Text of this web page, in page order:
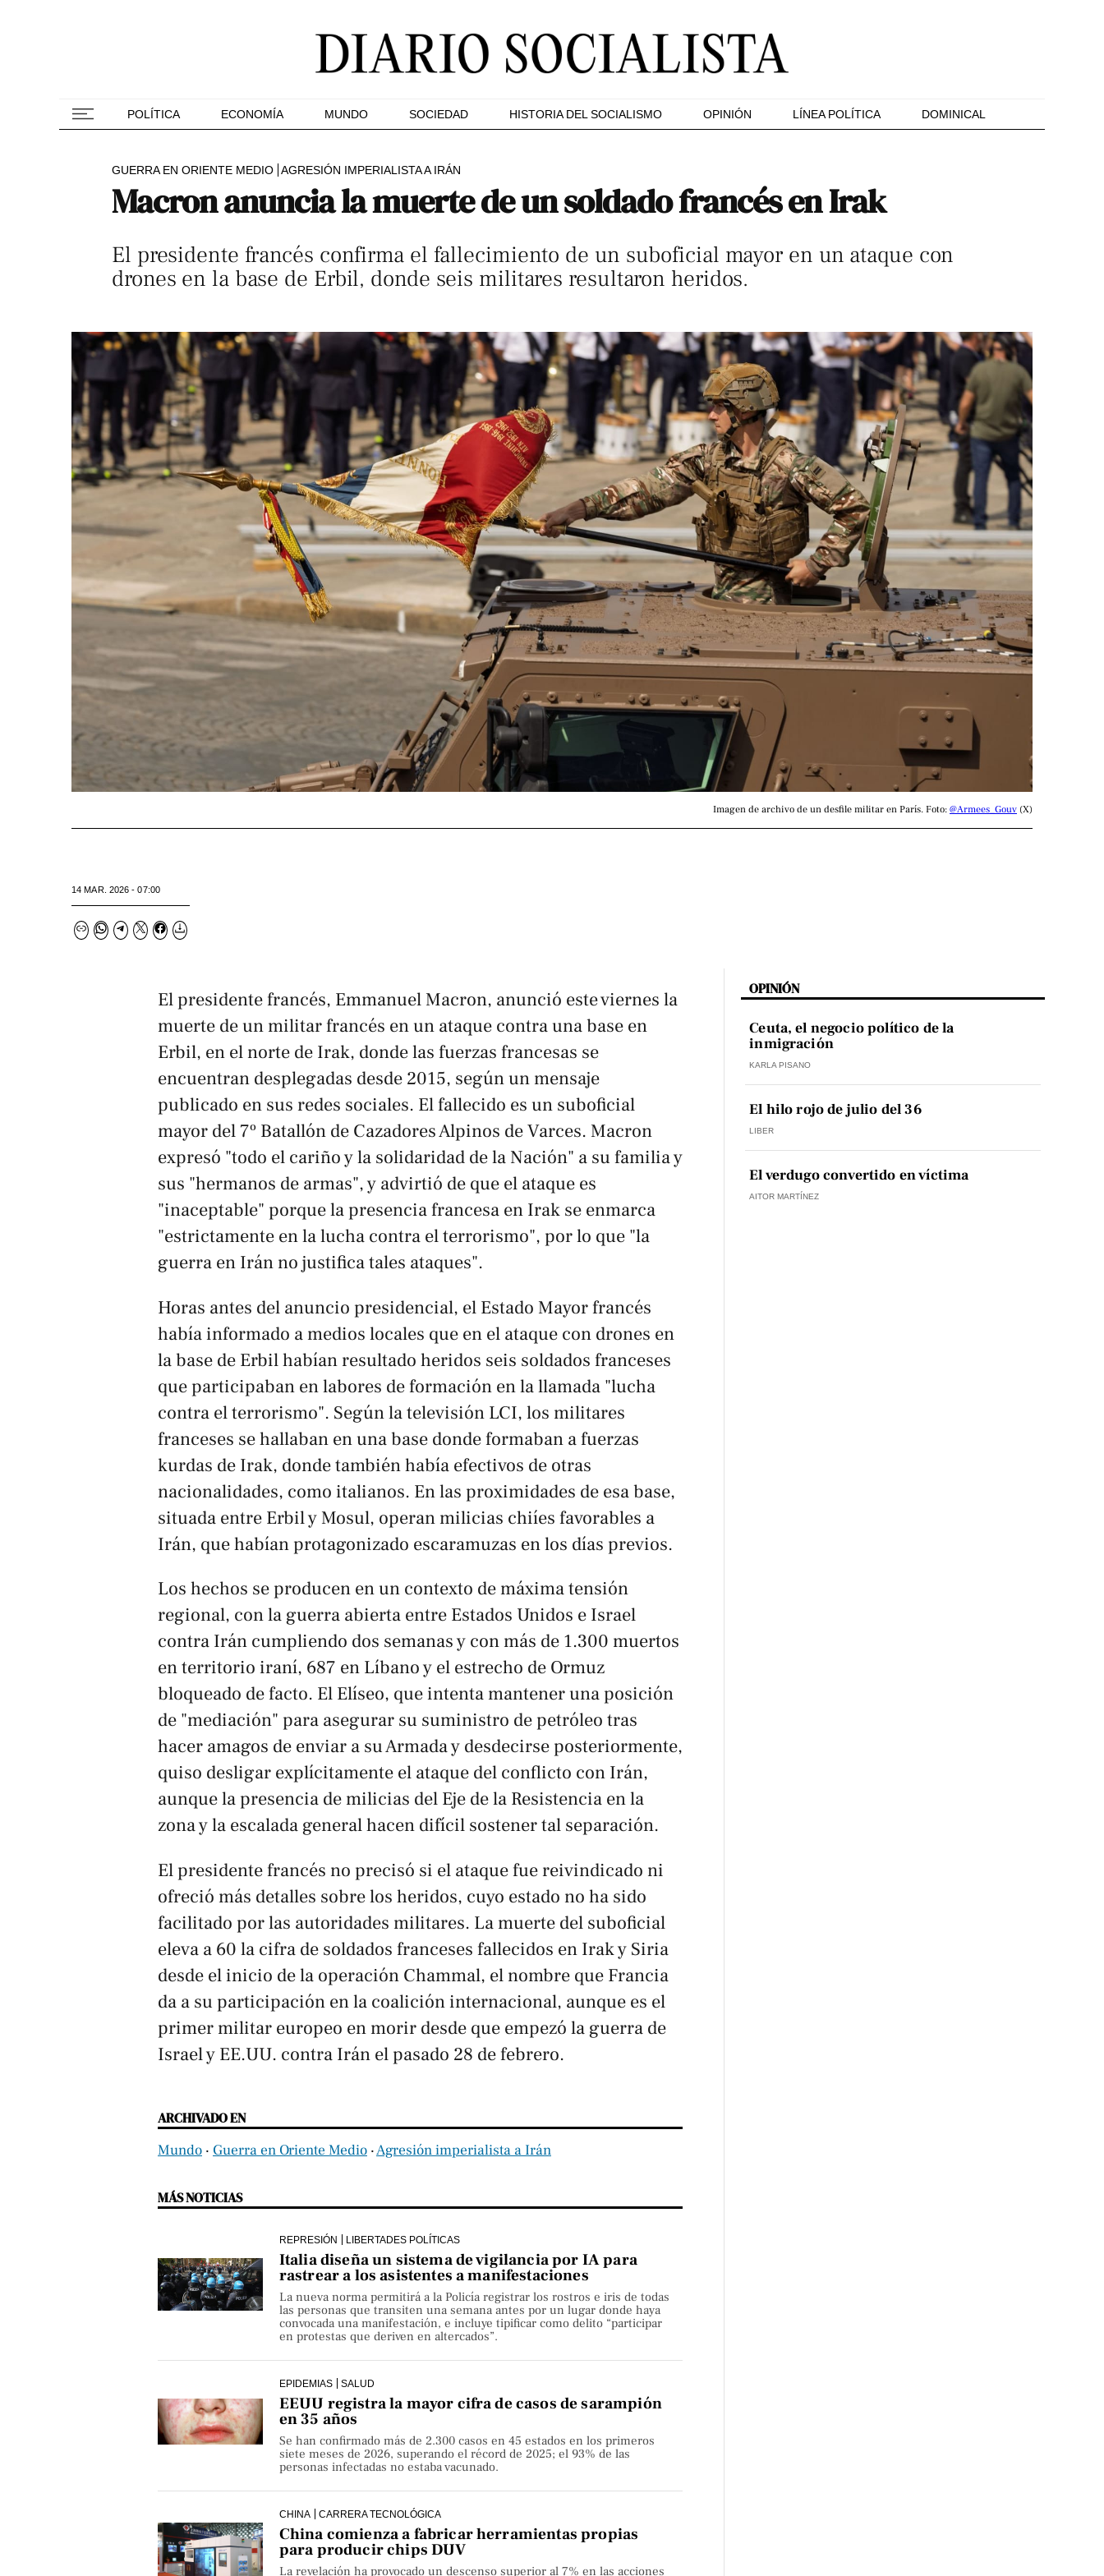
POLÍTICA ECONOMÍA MUNDO SOCIEDAD HISTORIA DEL SOCIALISMO OPINIÓN LÍNEA POLÍTICA DOMINICAL
GUERRA EN ORIENTE MEDIO AGRESIÓN IMPERIALISTA A IRÁN
Macron anuncia la muerte de un soldado francés en Irak
El presidente francés confirma el fallecimiento de un suboficial mayor en un ataque con
drones en la base de Erbil, donde seis militares resultaron heridos.
Imagen de archivo de un desfile militar en París. Foto: @Armees_Gouv (X)
14 MAR. 2026 - 07:00
El presidente francés, Emmanuel Macron, anunció este viernes la
muerte de un militar francés en un ataque contra una base en
Erbil, en el norte de Irak, donde las fuerzas francesas se
encuentran desplegadas desde 2015, según un mensaje
publicado en sus redes sociales. El fallecido es un suboficial
mayor del 7º Batallón de Cazadores Alpinos de Varces. Macron
expresó "todo el cariño y la solidaridad de la Nación" a su familia y
sus "hermanos de armas", y advirtió de que el ataque es
"inaceptable" porque la presencia francesa en Irak se enmarca
"estrictamente en la lucha contra el terrorismo", por lo que "la
guerra en Irán no justifica tales ataques".
Horas antes del anuncio presidencial, el Estado Mayor francés
había informado a medios locales que en el ataque con drones en
la base de Erbil habían resultado heridos seis soldados franceses
que participaban en labores de formación en la llamada "lucha
contra el terrorismo". Según la televisión LCI, los militares
franceses se hallaban en una base donde formaban a fuerzas
kurdas de Irak, donde también había efectivos de otras
nacionalidades, como italianos. En las proximidades de esa base,
situada entre Erbil y Mosul, operan milicias chiíes favorables a
Irán, que habían protagonizado escaramuzas en los días previos.
Los hechos se producen en un contexto de máxima tensión
regional, con la guerra abierta entre Estados Unidos e Israel
contra Irán cumpliendo dos semanas y con más de 1.300 muertos
en territorio iraní, 687 en Líbano y el estrecho de Ormuz
bloqueado de facto. El Elíseo, que intenta mantener una posición
de "mediación" para asegurar su suministro de petróleo tras
hacer amagos de enviar a su Armada y desdecirse posteriormente,
quiso desligar explícitamente el ataque del conflicto con Irán,
aunque la presencia de milicias del Eje de la Resistencia en la
zona y la escalada general hacen difícil sostener tal separación.
El presidente francés no precisó si el ataque fue reivindicado ni
ofreció más detalles sobre los heridos, cuyo estado no ha sido
facilitado por las autoridades militares. La muerte del suboficial
eleva a 60 la cifra de soldados franceses fallecidos en Irak y Siria
desde el inicio de la operación Chammal, el nombre que Francia
da a su participación en la coalición internacional, aunque es el
primer militar europeo en morir desde que empezó la guerra de
Israel y EE.UU. contra Irán el pasado 28 de febrero.
ARCHIVADO EN
Mundo ‧ Guerra en Oriente Medio ‧Agresión imperialista a Irán
MÁS NOTICIAS
REPRESIÓN LIBERTADES POLÍTICAS
Italia diseña un sistema de vigilancia por IA para
rastrear a los asistentes a manifestaciones
La nueva norma permitirá a la Policía registrar los rostros e iris de todas
las personas que transiten una semana antes por un lugar donde haya
convocada una manifestación, e incluye tipificar como delito “participar
en protestas que deriven en altercados”.
EPIDEMIAS SALUD
EEUU registra la mayor cifra de casos de sarampión
en 35 años
Se han confirmado más de 2.300 casos en 45 estados en los primeros
siete meses de 2026, superando el récord de 2025; el 93% de las
personas infectadas no estaba vacunado.
CHINA CARRERA TECNOLÓGICA
China comienza a fabricar herramientas propias
para producir chips DUV
La revelación ha provocado un descenso superior al 7% en las acciones
OPINIÓN
Ceuta, el negocio político de la
inmigración
KARLA PISANO
El hilo rojo de julio del 36
LIBER
El verdugo convertido en víctima
AITOR MARTÍNEZ